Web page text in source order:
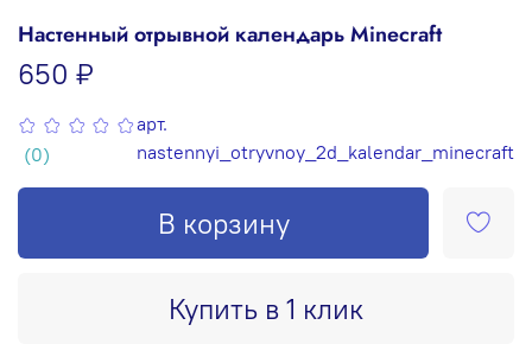
(0)
арт.
nastennyi_otryvnoy_2d_kalendar_minecraft
Настенный отрывной календарь Minecraft
650 ₽
В корзину
Купить в 1 клик